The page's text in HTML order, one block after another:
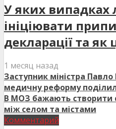
У яких випадках
ініціювати
декларації та як
1 месяц назад
Заступник міністра
медичну реформу
В МОЗ бажають створити
між селом та містами
Комментарий